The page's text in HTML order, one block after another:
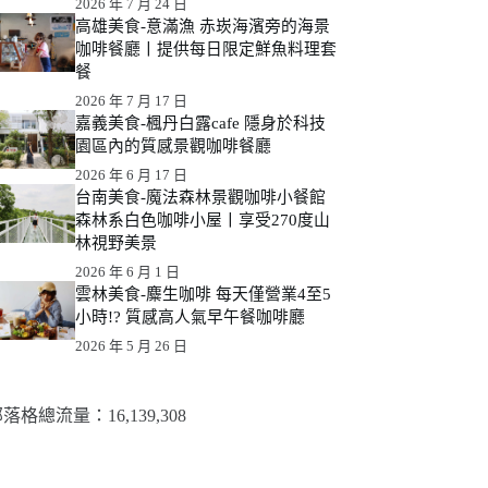
2026 年 7 月 24 日
高雄美食-意滿漁 赤崁海濱旁的海景
咖啡餐廳丨提供每日限定鮮魚料理套
餐
2026 年 7 月 17 日
嘉義美食-楓丹白露cafe 隱身於科技
園區內的質感景觀咖啡餐廳
2026 年 6 月 17 日
台南美食-魔法森林景觀咖啡小餐館
森林系白色咖啡小屋丨享受270度山
林視野美景
2026 年 6 月 1 日
雲林美食-麋生咖啡 每天僅營業4至5
小時!? 質感高人氣早午餐咖啡廳
2026 年 5 月 26 日
格總流量：​16,139,308